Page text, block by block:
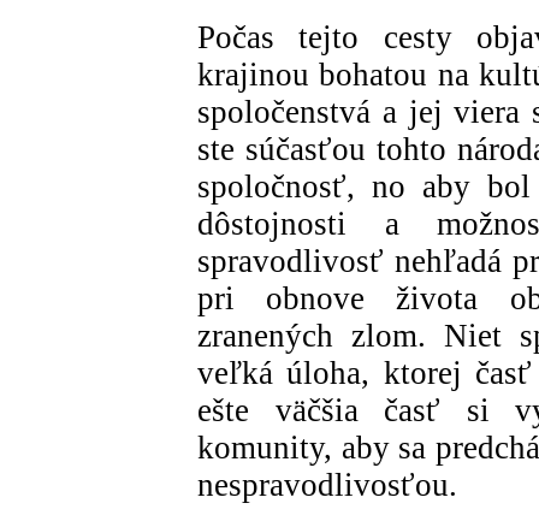
Počas tejto cesty
krajinou bohatou na
spoločenstvá a jej
ste súčasťou tohto
spoločnosť, no aby
dôstojnosti a
spravodlivosť nehľadá
pri obnove života
zranených zlom. Niet
veľká úloha, ktorej
ešte väčšia časť si
komunity, aby sa
nespravodlivosťou.